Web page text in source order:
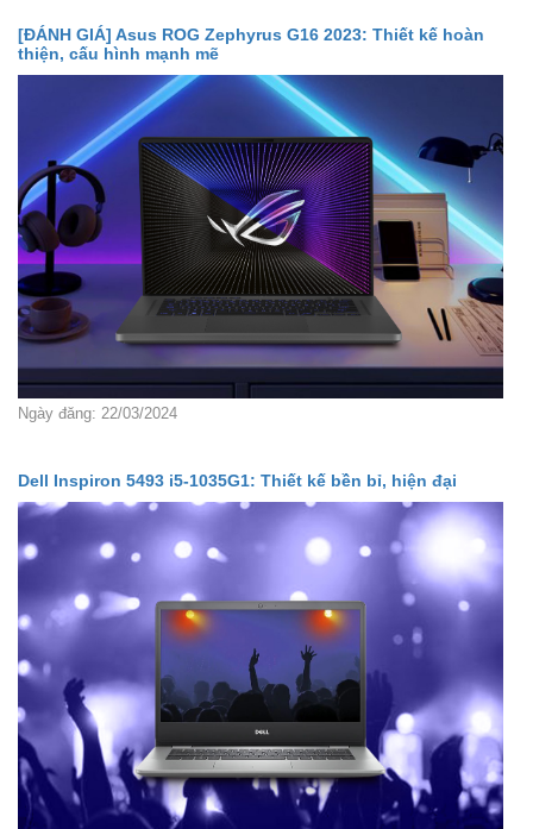
[ĐÁNH GIÁ] Asus ROG Zephyrus G16 2023: Thiết kế hoàn
thiện, cấu hình mạnh mẽ
Ngày đăng: 22/03/2024
Dell Inspiron 5493 i5-1035G1: Thiết kế bền bỉ, hiện đại